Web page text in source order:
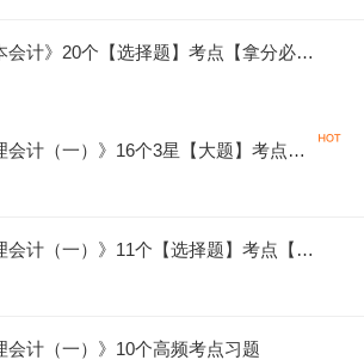
会计》20个【选择题】考点【拿分必
会计（一）》16个3星【大题】考点
会计（一）》11个【选择题】考点【拿
会计（一）》10个高频考点习题